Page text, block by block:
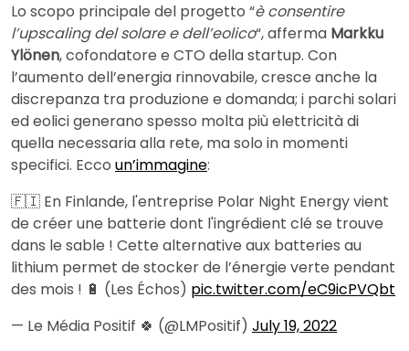
Lo scopo principale del progetto “è consentire
l’upscaling del solare e dell’eolico“, afferma Markku
Ylönen, cofondatore e CTO della startup. Con
l’aumento dell’energia rinnovabile, cresce anche la
discrepanza tra produzione e domanda; i parchi solari
ed eolici generano spesso molta più elettricità di
quella necessaria alla rete, ma solo in momenti
specifici. Ecco un’immagine:
🇫🇮 En Finlande, l'entreprise Polar Night Energy vient
de créer une batterie dont l'ingrédient clé se trouve
dans le sable ! Cette alternative aux batteries au
lithium permet de stocker de l’énergie verte pendant
des mois ! 🔋 (Les Échos) pic.twitter.com/eC9icPVQbt
— Le Média Positif 🍀 (@LMPositif) July 19, 2022